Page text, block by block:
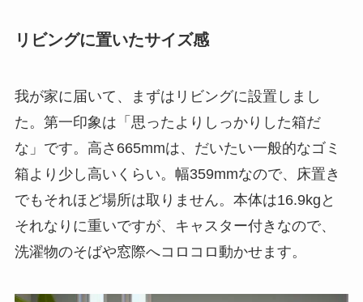
リビングに置いたサイズ感
我が家に届いて、まずはリビングに設置しまし
た。第一印象は「思ったよりしっかりした箱だ
な」です。高さ665mmは、だいたい一般的なゴミ
箱より少し高いくらい。幅359mmなので、床置き
でもそれほど場所は取りません。本体は16.9kgと
それなりに重いですが、キャスター付きなので、
洗濯物のそばや窓際へコロコロ動かせます。